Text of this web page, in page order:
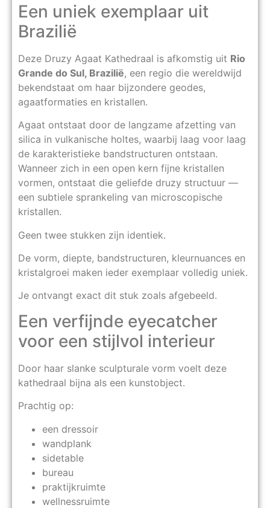
Een uniek exemplaar uit
Brazilië
Deze Druzy Agaat Kathedraal is afkomstig uit Rio
Grande do Sul, Brazilië, een regio die wereldwijd
bekendstaat om haar bijzondere geodes,
agaatformaties en kristallen.
Agaat ontstaat door de langzame afzetting van
silica in vulkanische holtes, waarbij laag voor laag
de karakteristieke bandstructuren ontstaan.
Wanneer zich in een open kern fijne kristallen
vormen, ontstaat die geliefde druzy structuur —
een subtiele sprankeling van microscopische
kristallen.
Geen twee stukken zijn identiek.
De vorm, diepte, bandstructuren, kleurnuances en
kristalgroei maken ieder exemplaar volledig uniek.
Je ontvangt exact dit stuk zoals afgebeeld.
Een verfijnde eyecatcher
voor een stijlvol interieur
Door haar slanke sculpturale vorm voelt deze
kathedraal bijna als een kunstobject.
Prachtig op:
een dressoir
wandplank
sidetable
bureau
praktijkruimte
wellnessruimte